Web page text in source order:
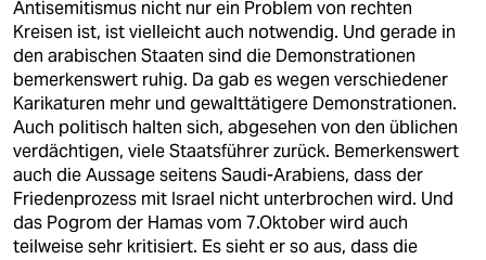
Antisemitismus nicht nur ein Problem von rechten
Kreisen ist, ist vielleicht auch notwendig. Und gerade in
den arabischen Staaten sind die Demonstrationen
bemerkenswert ruhig. Da gab es wegen verschiedener
Karikaturen mehr und gewalttätigere Demonstrationen.
Auch politisch halten sich, abgesehen von den üblichen
verdächtigen, viele Staatsführer zurück. Bemerkenswert
auch die Aussage seitens Saudi-Arabiens, dass der
Friedenprozess mit Israel nicht unterbrochen wird. Und
das Pogrom der Hamas vom 7.Oktober wird auch
teilweise sehr kritisiert. Es sieht er so aus, dass die